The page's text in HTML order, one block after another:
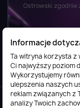
Ostrowski zgodnie
Informacje
Obsługa klienta
Informacje
Ta witryna korzysta z
Ci najwyższy poziom
Wykorzystujemy
ulepszenia naszych
reklam związanych z
analizy Twoich